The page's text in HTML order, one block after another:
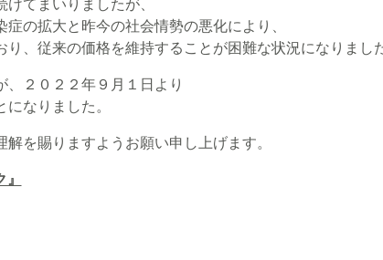
てまいりましたが、
の拡大と昨今の社会情勢の悪化により、
、従来の価格を維持することが困難な状況になりまし
２０２２年９月１日より
なりました。
を賜りますようお願い申し上げます。